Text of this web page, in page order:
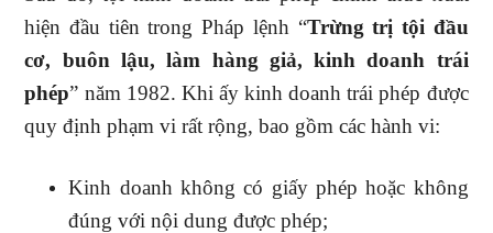
hiện đầu tiên trong Pháp lệnh “Trừng trị tội đầu
cơ, buôn lậu, làm hàng giả, kinh doanh trái
phép” năm 1982. Khi ấy kinh doanh trái phép được
quy định phạm vi rất rộng, bao gồm các hành vi:
Kinh doanh không có giấy phép hoặc không
đúng với nội dung được phép;